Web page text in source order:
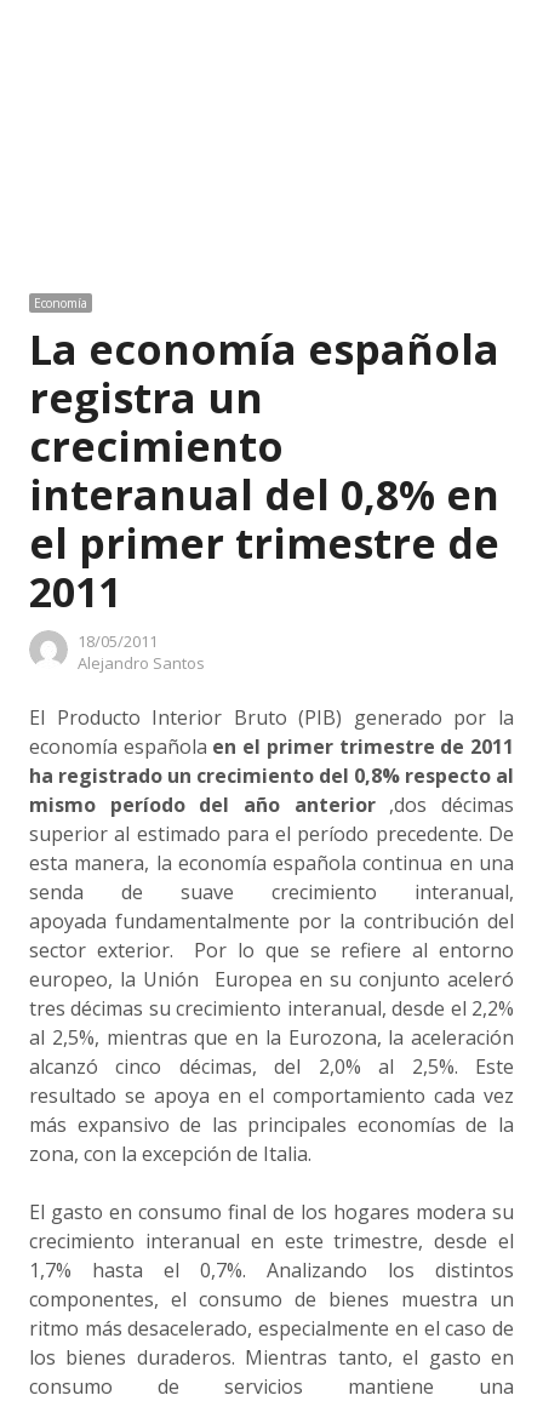
Economía
La economía española
registra un
crecimiento
interanual del 0,8% en
el primer trimestre de
2011
18/05/2011
Author
Alejandro Santos
El Producto Interior Bruto (PIB) generado por la
economía española en el primer trimestre de 2011
ha registrado un crecimiento del 0,8% respecto al
mismo período del año anterior ,dos décimas
superior al estimado para el período precedente. De
esta manera, la economía española continua en una
senda de suave crecimiento interanual,
apoyada fundamentalmente por la contribución del
sector exterior. Por lo que se refiere al entorno
europeo, la Unión Europea en su conjunto aceleró
tres décimas su crecimiento interanual, desde el 2,2%
al 2,5%, mientras que en la Eurozona, la aceleración
alcanzó cinco décimas, del 2,0% al 2,5%. Este
resultado se apoya en el comportamiento cada vez
más expansivo de las principales economías de la
zona, con la excepción de Italia.
El gasto en consumo final de los hogares modera su
crecimiento interanual en este trimestre, desde el
1,7% hasta el 0,7%. Analizando los distintos
componentes, el consumo de bienes muestra un
ritmo más desacelerado, especialmente en el caso de
los bienes duraderos. Mientras tanto, el gasto en
consumo de servicios mantiene una